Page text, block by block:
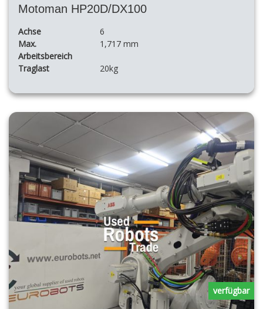
Motoman HP20D/DX100
Achse
6
Max.
Arbeitsbereich
1,717 mm
Traglast 20kg
verfügbar